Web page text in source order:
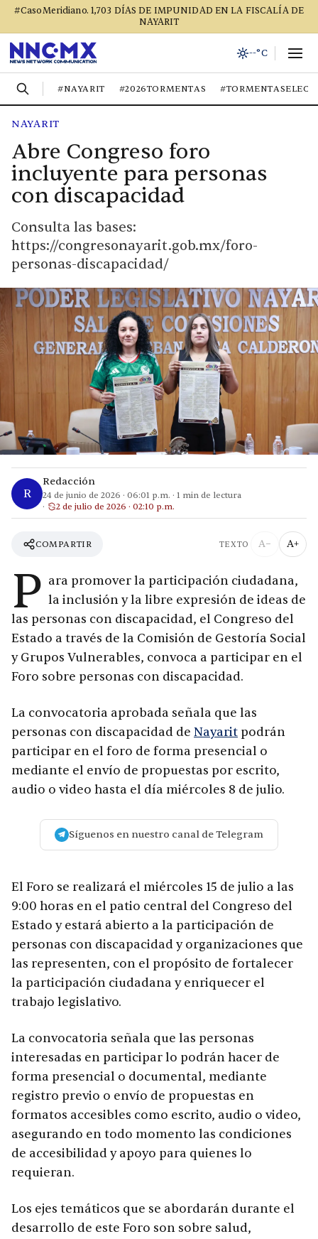
#CasoMeridiano. 1,703 DÍAS DE IMPUNIDAD EN LA FISCALÍA DE
NAYARIT
--°C
#NAYARIT #2026TORMENTAS
NAYARIT
Abre Congreso foro
incluyente para personas
con discapacidad
Consulta las bases:
https://congresonayarit.gob.mx/foro-
personas-discapacidad/
R
Redacción
24 de junio de 2026 · 06:01 p.m. · 1 min de lectura
2 de julio de 2026 · 02:10 p.m.
COMPARTIR TEXTO A− A+
P ara promover la participación ciudadana,
la inclusión y la libre expresión de ideas de
las personas con discapacidad, el Congreso del
Estado a través de la Comisión de Gestoría Social
y Grupos Vulnerables, convoca a participar en el
Foro sobre personas con discapacidad.
La convocatoria aprobada señala que las
personas con discapacidad de Nayarit podrán
participar en el foro de forma presencial o
mediante el envío de propuestas por escrito,
audio o video hasta el día miércoles 8 de julio.
Síguenos en nuestro canal de Telegram
El Foro se realizará el miércoles 15 de julio a las
9:00 horas en el patio central del Congreso del
Estado y estará abierto a la participación de
personas con discapacidad y organizaciones que
las representen, con el propósito de fortalecer
la participación ciudadana y enriquecer el
trabajo legislativo.
La convocatoria señala que las personas
interesadas en participar lo podrán hacer de
forma presencial o documental, mediante
registro previo o envío de propuestas en
formatos accesibles como escrito, audio o video,
asegurando en todo momento las condiciones
de accesibilidad y apoyo para quienes lo
requieran.
Los ejes temáticos que se abordarán durante el
desarrollo de este Foro son sobre salud,